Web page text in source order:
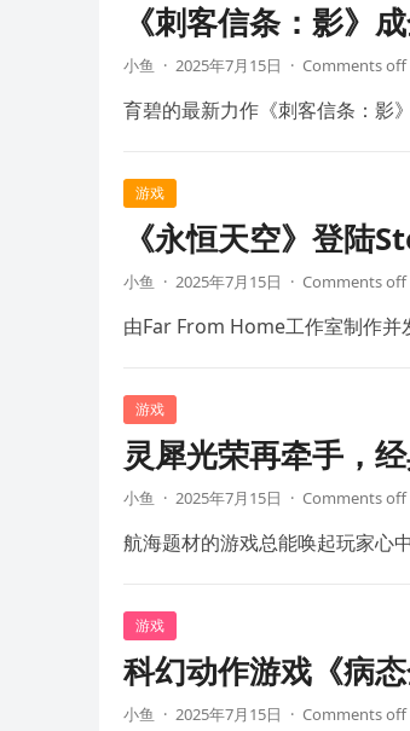
《刺客信条：影》
小鱼 · 2025年7月15日 · Comments off
育碧的最新力作《刺客信条：影
游戏
《永恒天空》登陆
小鱼 · 2025年7月15日 · Comments off
由Far From Home工作室制作
游戏
灵犀光荣再牵手，
小鱼 · 2025年7月15日 · Comments off
航海题材的游戏总能唤起玩家心
游戏
科幻动作游戏《病
小鱼 · 2025年7月15日 · Comments off